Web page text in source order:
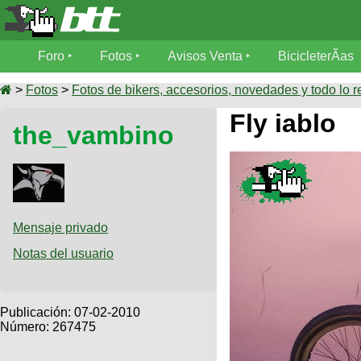
Foro
MecÃ¡nica
Fotos
SUBÃ
tu foto
Galeria
XC
Bicicletas
Descenso
Avisos
Ventas
tu
Ultimos
BicicleterÃ­
Bicicletas
Bicicletas
Tandem
Cicloturismo
Foro Fotos Avisos Venta BicicleterÃ­as
> Fotos > Fotos de bikers, accesorios, novedades y todo lo
the_vambino
Mensaje privado
Notas del usuario
Publicación: 07-02-2010
Número: 267475
Fly iablo